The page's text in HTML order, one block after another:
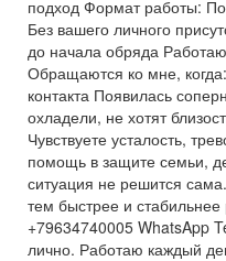
подход Формат работы:
Без вашего личного
до начала обряда
Обращаются ко мне,
контакта Появилась
охладели, не хотят
Чувствуете усталость,
помощь в защите семьи,
ситуация не решится
тем быстрее и
+79634740005 WhatsApp
лично. Работаю каждый